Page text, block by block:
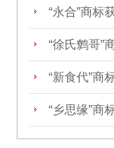
“永合”商标
“徐氏鹩哥”
“新食代”商
“乡思缘”商